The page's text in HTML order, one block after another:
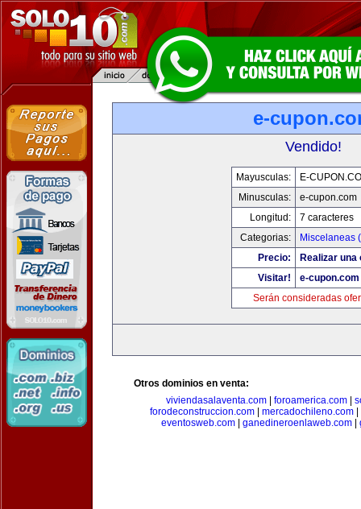
e-
Vendido!
Mayusculas:
E-
Minusculas:
e-cupon.com
Longitud:
7 caracteres
Categorias:
Miscelaneas
Precio:
Realizar una
Visitar!
e-cupon.com
Serán consideradas
Otros dominios en venta:
viviendasalaventa.com| foroamerica.com|
forodeconstruccion.com
mercadochileno.com
eventosweb.com| ganedineroenlaweb.com|